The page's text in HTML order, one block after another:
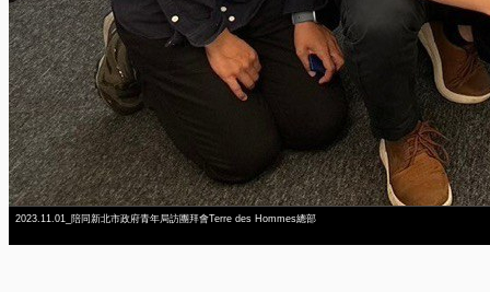
2023.11.01_陪同新北市政府青年局訪團拜會Terre des Hommes總部